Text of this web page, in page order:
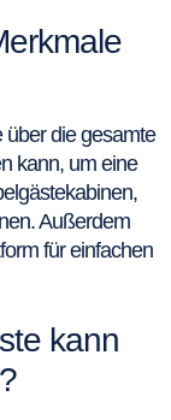
über die gesamte
kann, um eine
Außerdem
für einfachen
kann